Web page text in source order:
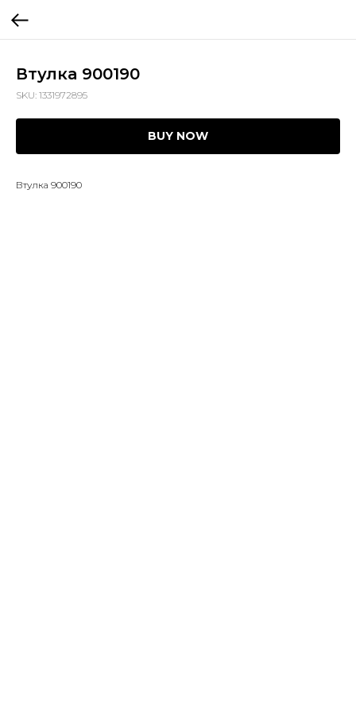
Втулка 900190
SKU: 1331972895
BUY NOW
Втулка 900190